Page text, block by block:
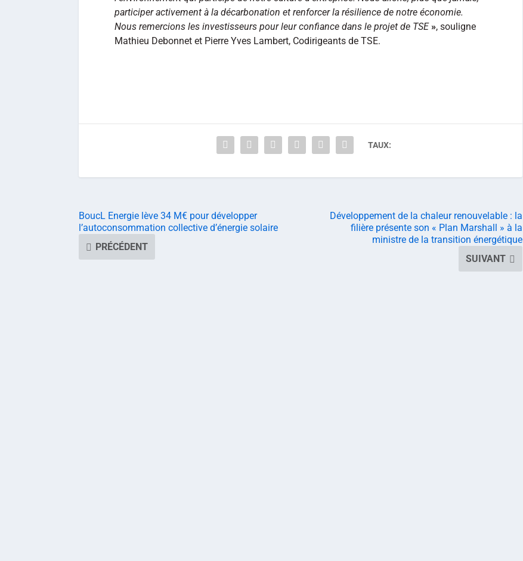
participer activement à la décarbonation et renforcer la résilience de notre économie.
Nous remercions les investisseurs pour leur confiance dans le projet de TSE », souligne
Mathieu Debonnet et Pierre Yves Lambert, Codirigeants de TSE.
TAUX:
BoucL Energie lève 34 M€ pour développer
l’autoconsommation collective d’énergie solaire
PRÉCÉDENT
Développement de la chaleur renouvelable : la
filière présente son « Plan Marshall » à la
ministre de la transition énergétique
SUIVANT